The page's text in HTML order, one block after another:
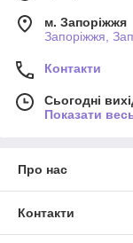
м. Запоріжжя
Запоріжжя,
Контакти
Сьогодні
Показати
Про нас
Контакти